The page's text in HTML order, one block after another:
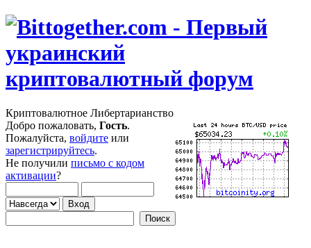
Криптовалютное Либертарианство
Добро пожаловать, Гость.
Пожалуйста, войдите или
зарегистрируйтесь.
Не получили письмо с кодом
активации?